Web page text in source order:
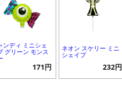
ンディ ミニシェ
グリーン モンス
171円
ネオン スケリー ミニ
シェイプ
232円